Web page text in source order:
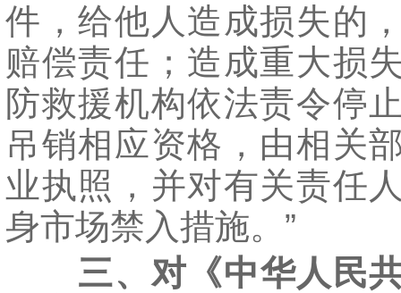
件，给他人造成损失的
赔偿责任；造成重大损
防救援机构依法责令停
吊销相应资格，由相关
业执照，并对有关责任
身市场禁入措施。”
三、对《中华人民